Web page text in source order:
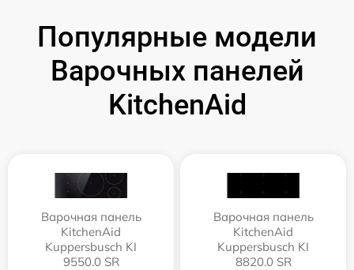
Популярные модели
Варочных панелей
KitchenAid
Варочная панель
KitchenAid
Kuppersbusch KI
9550.0 SR
Варочная панель
KitchenAid
Kuppersbusch KI
8820.0 SR